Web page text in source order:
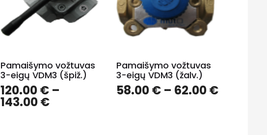
Pamaišymo vožtuvas
3-eigų VDM3 (špiž.)
120.00€–
143.00€
Pamaišymo vožtuvas
3-eigų VDM3 (žalv.)
58.00€– 62.00€